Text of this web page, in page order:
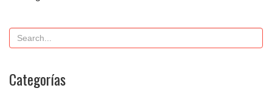
Categorías